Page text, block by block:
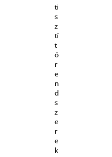
ti
s
z
tí
t
ó
r
e
n
d
s
z
e
r
e
k